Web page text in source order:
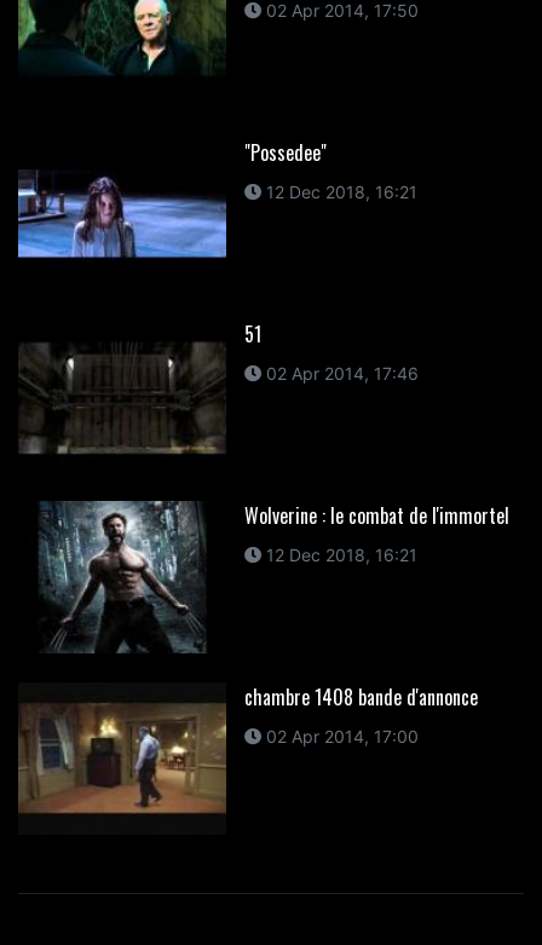
02 Apr 2014, 17:50
"Possedee"
12 Dec 2018, 16:21
51
02 Apr 2014, 17:46
Wolverine : le combat de l'immortel
12 Dec 2018, 16:21
chambre 1408 bande d'annonce
02 Apr 2014, 17:00